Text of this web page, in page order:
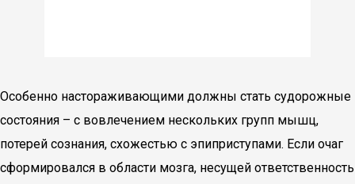
Особенно настораживающими должны стать судорожные
состояния – с вовлечением нескольких групп мышц,
потерей сознания, схожестью с эпиприступами. Если очаг
сформировался в области мозга, несущей ответственность